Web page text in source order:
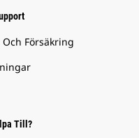
Försäkring
Till?